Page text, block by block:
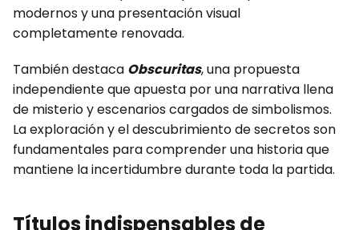
modernos y una presentación visual
completamente renovada.
También destaca Obscuritas, una propuesta
independiente que apuesta por una narrativa llena
de misterio y escenarios cargados de simbolismos.
La exploración y el descubrimiento de secretos son
fundamentales para comprender una historia que
mantiene la incertidumbre durante toda la partida.
Títulos indispensables de